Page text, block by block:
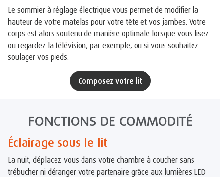
Le sommier à réglage électrique vous permet de modifier la
hauteur de votre matelas pour votre tête et vos jambes. Votre
corps est alors soutenu de manière optimale lorsque vous lisez
ou regardez la télévision, par exemple, ou si vous souhaitez
soulager vos pieds.
Composez votre lit
FONCTIONS DE COMMODITÉ
Éclairage sous le lit
La nuit, déplacez-vous dans votre chambre à coucher sans
trébucher ni déranger votre partenaire grâce aux lumières LED